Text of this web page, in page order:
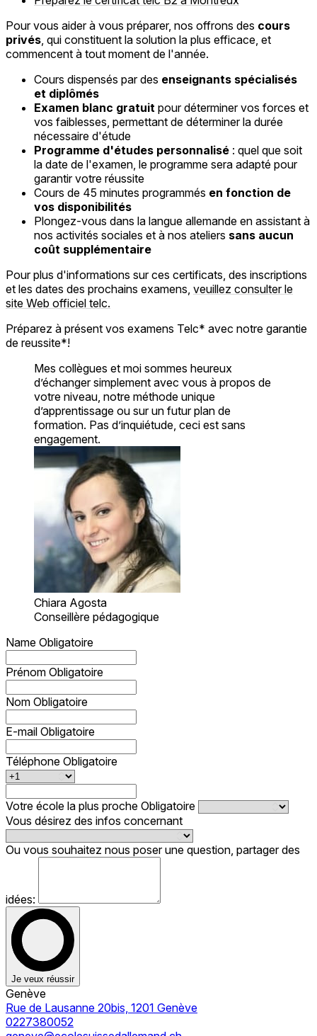
Pour vous aider à vous préparer, nos offrons des cours
privés , qui constituent la solution la plus efficace, et
commencent à tout moment de l'année.
Cours dispensés par des enseignants spécialisés
et diplômés
Examen blanc gratuit pour déterminer vos forces et
vos faiblesses, permettant de déterminer la durée
nécessaire d'étude
Programme d'études personnalisé : quel que soit
la date de l'examen, le programme sera adapté pour
garantir votre réussite
Cours de 45 minutes programmés en fonction de
vos disponibilités
Plongez-vous dans la langue allemande en assistant à
nos activités sociales et à nos ateliers sans aucun
coût supplémentaire
Pour plus d'informations sur ces certificats, des inscriptions
et les dates des prochains examens, veuillez consulter le
site Web officiel telc.
Préparez à présent vos examens Telc* avec notre garantie
de reussite*!
Mes collègues et moi sommes heureux
d’échanger simplement avec vous à propos de
votre niveau, notre méthode unique
d’apprentissage ou sur un futur plan de
formation. Pas d’inquiétude, ceci est sans
engagement.
Chiara Agosta
Conseillère pédagogique
Name Obligatoire
Prénom Obligatoire
Nom Obligatoire
E-mail Obligatoire
Téléphone Obligatoire
Votre école la plus proche Obligatoire
Vous désirez des infos concernant
Ou vous souhaitez nous poser une question, partager des
idées:
Je veux réussir
Genève
Rue de Lausanne 20bis, 1201 Genève
0227380052